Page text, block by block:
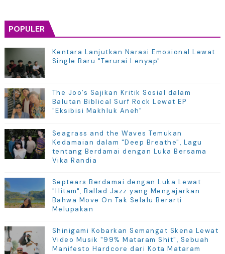
POPULER
Kentara Lanjutkan Narasi Emosional Lewat
Single Baru "Terurai Lenyap"
The Joo’s Sajikan Kritik Sosial dalam
Balutan Biblical Surf Rock Lewat EP
"Eksibisi Makhluk Aneh"
Seagrass and the Waves Temukan
Kedamaian dalam "Deep Breathe", Lagu
tentang Berdamai dengan Luka Bersama
Vika Randia
Septears Berdamai dengan Luka Lewat
"Hitam", Ballad Jazz yang Mengajarkan
Bahwa Move On Tak Selalu Berarti
Melupakan
Shinigami Kobarkan Semangat Skena Lewat
Video Musik "99% Mataram Shit", Sebuah
Manifesto Hardcore dari Kota Mataram